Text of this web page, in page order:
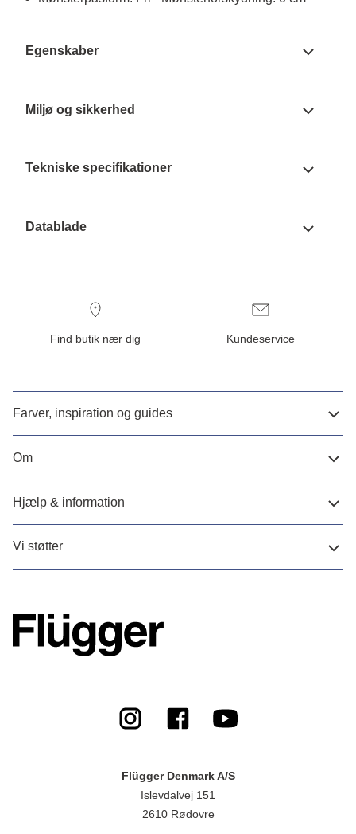
Egenskaber
Miljø og sikkerhed
Tekniske specifikationer
Datablade
Find butik nær dig Kundeservice
Farver, inspiration og guides
Om
Hjælp & information
Vi støtter
Flügger Denmark A/S
Islevdalvej 151
2610 Rødovre